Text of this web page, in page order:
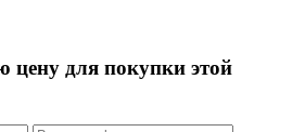
цену для покупки этой